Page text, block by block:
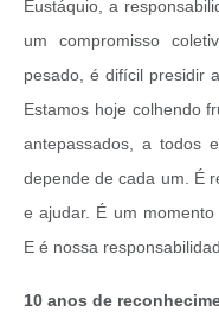
Eustáquio, a
um compromisso
pesado, é difícil presidir
Estamos hoje colhendo
antepassados, a todos
depende de cada um. É
e ajudar. É um momento
E é nossa
10 anos de